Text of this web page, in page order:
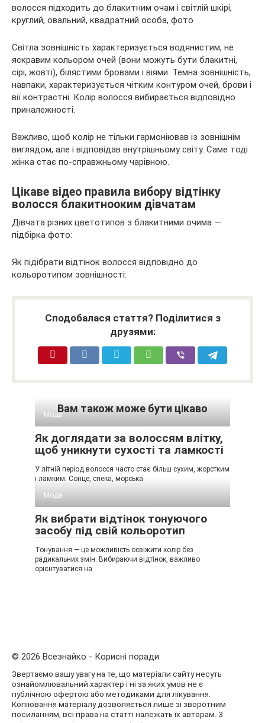
Світла зовнішність характеризується водянистим, не
яскравим кольором очей (вони можуть бути блакитні,
сірі, жовті), білястими бровами і віями. Темна зовнішність,
навпаки, характеризується чітким контуром очей, брови і
вії контрастні. Колір волосся вибирається відповідно
приналежності.
Важливо, щоб колір не тільки гармоніював із зовнішнім
виглядом, але і відповідав внутрішньому світу. Саме тоді
жінка стає по-справжньому чарівною.
Цікаве відео правила вибору відтінку
волосся блакитнооким дівчатам
Дівчата різних цветотипов з блакитними очима —
підбірка фото:
Як підібрати відтінок волосся відповідно до
кольоротипом зовнішності:
Сподобалася стаття? Поділитися з
друзями:
Вам також може бути цікаво
Мода
Як доглядати за волоссям влітку,
щоб уникнути сухості та ламкості
У літній період волосся часто стає більш сухим, жорстким
і ламким. Сонце, спека, морська
Мода
Як вибрати відтінок тонуючого
засобу під свій кольоротип
Тонування — це можливість освіжити колір без
радикальних змін. Вибираючи відтінок, важливо
орієнтуватися на
© 2026 Всезнайко - Корисні поради
Звертаємо вашу увагу на те, що матеріали сайту несуть
ознайомлювальний характер і ні за яких умов не є
публічною офертою або методиками для лікування.
Копіювання матеріалу дозволяється лише зі зворотним
посиланням, всі права на статті належать їх авторам. З